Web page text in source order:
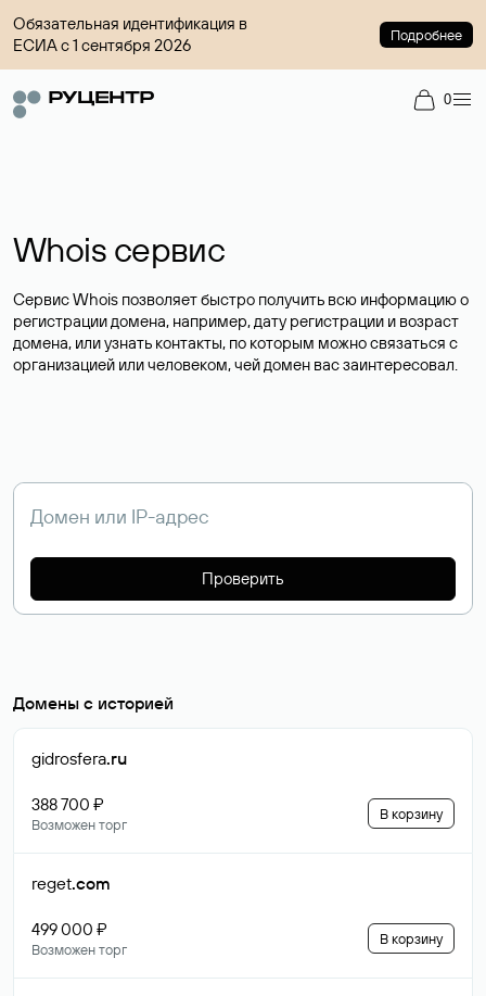
Обязательная идентификация в
ЕСИА с 1 сентября 2026
Подробнее
0
Whois сервис
Сервис Whois позволяет быстро получить всю информацию о
регистрации домена, например, дату регистрации и возраст
домена, или узнать контакты, по которым можно связаться с
организацией или человеком, чей домен вас заинтересовал.
Проверить
Домены с историей
gidrosfera.ru
388 700 ₽
Возможен торг
В корзину
reget.com
499 000 ₽
Возможен торг
В корзину